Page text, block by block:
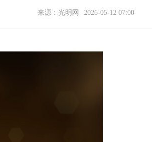
来源： 光明网 2026-05-12 07:00